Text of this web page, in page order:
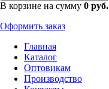
В корзине на сумму 0 руб.
Оформить заказ
Главная
Каталог
Оптовикам
Производство